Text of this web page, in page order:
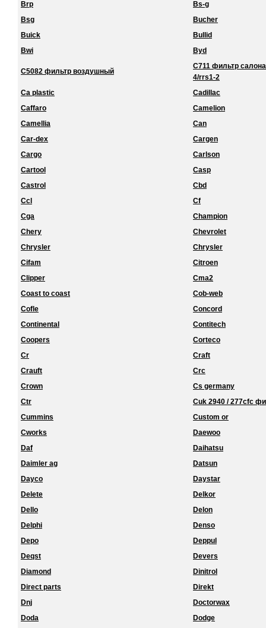
Brp
Bs-g
Bsg
Bucher
Buick
Bullid
Bwi
Byd
C5082 фильтр воздушный
C711 фильтр
4/rrs1-2
Ca plastic
Cadillac
Caffaro
Camelion
Camellia
Can
Car-dex
Cargen
Cargo
Carlson
Cartool
Casp
Castrol
Cbd
Ccl
Cf
Cga
Champion
Chery
Chevrolet
Chrysler
Chrysler
Cifam
Citroen
Clipper
Cma2
Coast to coast
Cob-web
Cofle
Concord
Continental
Contitech
Coopers
Corteco
Cr
Craft
Crauft
Crc
Crown
Cs germany
Ctr
Cuk 2940 / 277cfc
Cummins
Custom or
Cworks
Daewoo
Daf
Daihatsu
Daimler ag
Datsun
Dayco
Daystar
Delete
Delkor
Dello
Delon
Delphi
Denso
Depo
Deppul
Deqst
Devers
Diamond
Dinitrol
Direct parts
Direkt
Dnj
Doctorwax
Doda
Dodge